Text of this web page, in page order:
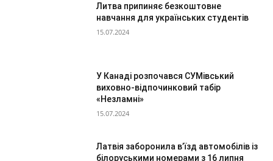
Литва припиняє безкоштовне
навчання для українських студентів
15.07.2024
У Канаді розпочався СУМівський
виховно-відпочинковий табір
«Незламні»
15.07.2024
Латвія заборонила в’їзд автомобілів із
білоруськими номерами з 16 липня